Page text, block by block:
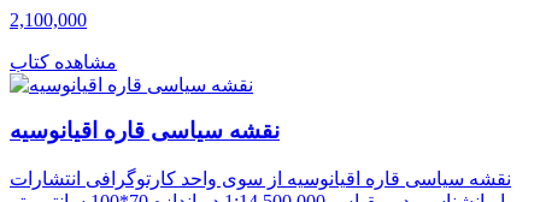
2,100,000
مشاهده کتاب
نقشه سیاسی قاره اقیانوسیه
نقشه سیاسی قاره اقیانوسیه از سوی واحد کارتوگرافی انتشارات